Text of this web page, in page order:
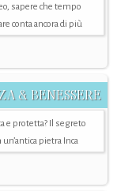
sapere che tempo
conta ancora di più
& BENESSERE
e protetta? Il segreto
un’antica pietra Inca